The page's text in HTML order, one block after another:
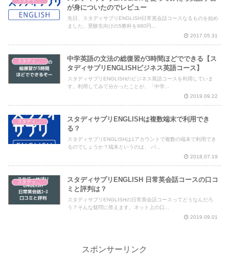
が身についたのでレビュー
先日、スタディサプリENGLISH日常英会話コースなるものを始め
ました。受験生向けの5教科を980円...
2017.05.31
スタディサプリENGLISH
中学英語の文法の総復習が3時間ほどでできる【ス
タディサプリENGLISHビジネス英語コース】
スタディサプリENGLISHのビジネス英語コースを利用していま
す。利用してみて分かったことが、「中学...
2019.09.22
スタディサプリENGLISHは複数端末で利用でき
る？
スタディサプリENGLISHは1アカウントで複数の端末で利用でき
るのでしょうか？端末というのは、 パ...
2018.07.19
スタディサプリENGLISH 日常英会話コースの口コ
ミと評判は？
スタディサプリENGLISHの日常英会話コースってどうなんだろ
う？そんな疑問に答えます。ネット上の口...
2019.09.01
スポンサーリンク